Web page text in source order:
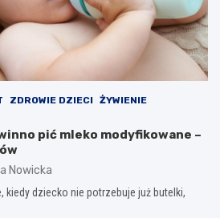
ZDROWIE DZIECI
ŻYWIENIE
pić mleko modyfikowane –
Nowicka
kiedy dziecko nie potrzebuje już butelki,